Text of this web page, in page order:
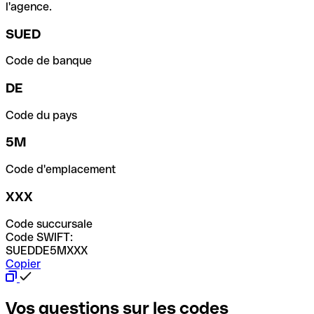
l'agence.
SUED
Code de banque
DE
Code du pays
5M
Code d'emplacement
XXX
Code succursale
Code SWIFT:
SUEDDE5MXXX
Copier
Vos questions sur les codes